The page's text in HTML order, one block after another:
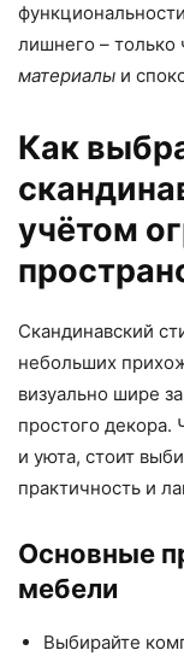
лишнего – только
материалы и
Как
учётом
Скандинавский
небольших
визуально шире
простого
и уюта, стоит
практичность и
Основные
мебели
Выбирайте